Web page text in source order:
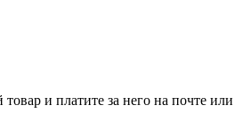
и платите за него на почте или